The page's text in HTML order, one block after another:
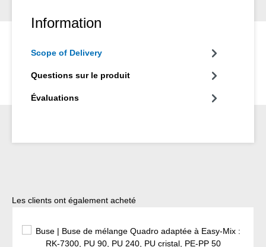
Information
Scope of Delivery
Questions sur le produit
Évaluations
Ignorer la galerie de produits
Les clients ont également acheté